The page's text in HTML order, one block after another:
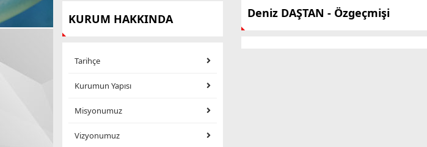
KURUM HAKKINDA
Tarihçe
Kurumun Yapısı
Misyonumuz
Vizyonumuz
Deniz DAŞTAN - Özgeçmişi